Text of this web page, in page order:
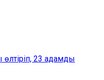
23 адамды